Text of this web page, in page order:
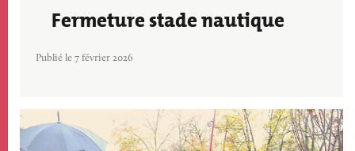
Fermeture stade nautique
Publié le 7 février 2026
Image